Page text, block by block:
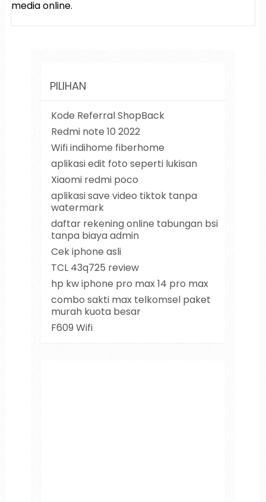
media online.
PILIHAN
Kode Referral ShopBack
Redmi note 10 2022
Wifi indihome fiberhome
aplikasi edit foto seperti lukisan
Xiaomi redmi poco
aplikasi save video tiktok tanpa
watermark
daftar rekening online tabungan bsi
tanpa biaya admin
Cek iphone asli
TCL 43q725 review
hp kw iphone pro max 14 pro max
combo sakti max telkomsel paket
murah kuota besar
F609 Wifi